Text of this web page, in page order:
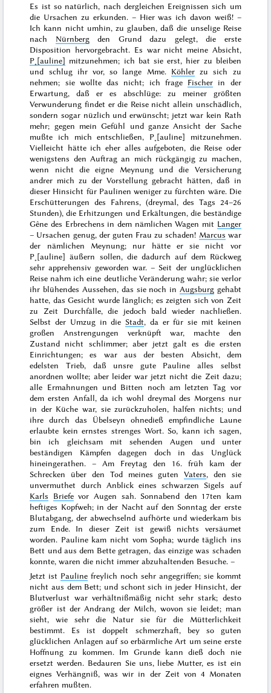
Es ist so natürlich, nach dergleichen Ereignissen sich um
die Ursachen zu erkunden. – Hier was ich davon weiß! –
Ich kann nicht umhin, zu glauben, daß die unselige Reise
nach Nürnbergden Grund dazu gelegt, die erste
Disposition hervorgebracht. Es war nicht meine Absicht,
P˖[auline] mitzunehmen; ich bat sie erst, hier zu bleiben
und schlug ihr vor, so lange Mme. Köhler zu sich zu
nehmen; sie wollte das nicht; ich frage Fischer in der
Erwartung, daß er es abschlüge: zu meiner größten
Verwunderung findet er die Reise nicht allein unschädlich,
sondern sogar nüzlich und erwünscht; jetzt war kein Rath
mehr; gegen mein Gefühl und ganze Ansicht der Sache
mußte ich mich entschließen, P˖[auline] mitzunehmen.
Vielleicht hätte ich eher alles aufgeboten, die Reise oder
wenigstens den Auftrag an mich rückgängig zu machen,
wenn nicht die eigne Meynung und die Versicherung
andrer mich zu der Vorstellung gebracht hätten, daß in
dieser Hinsicht für Paulinen weniger zu fürchten wäre. Die
Erschütterungen des Fahrens, (dreymal, des Tags 24–26
Stunden), die Erhitzungen und Erkältungen, die beständige
Gêne des Erbrechens in dem nämlichen Wagen mit Langer
– Ursachen genug, der guten Frau zu schaden! Marcus war
der nämlichen Meynung; nur hätte er sie nicht vor
P˖[auline] äußern sollen, die dadurch auf dem Rückweg
sehr apprehensiv geworden war. – Seit der unglücklichen
Reise nahm ich eine deutliche Veränderung wahr; sie verlor
ihr blühendes Aussehen, das sie noch in Augsburggehabt
hatte, das Gesicht wurde länglich; es zeigten sich von Zeit
zu Zeit Durchfälle, die jedoch bald wieder nachließen.
Selbst der Umzug in die Stadt, da er für sie mit keinen
großen Anstrengungen verknüpft war, machte den
Zustand nicht schlimmer; aber jetzt galt es die ersten
Einrichtungen; es war aus der besten Absicht, dem
edelsten Trieb, daß unsre gute Pauline alles selbst
anordnen wollte; aber leider war jetzt nicht die Zeit dazu;
alle Ermahnungen und Bitten noch am letzten Tag vor
dem ersten Anfall, da ich wohl dreymal des Morgens nur
in der Küche war, sie zurückzuholen, halfen nichts; und
ihre durch das Übelseyn ohnedieß empfindliche Laune
erlaubte kein ernstes strenges Wort. So, kann ich sagen,
bin ich gleichsam mit sehenden Augen und unter
beständigen Kämpfen dagegen doch in das Unglück
hineingerathen. – Am Freytag den 16. früh kam der
Schrecken über den Tod meines gutenVaters, den sie
unvermuthet durch Anblick eines schwarzen Sigels auf
Karls
Briefevor Augen sah. Sonnabend den 17ten kam
heftiges Kopfweh; in der Nacht auf den Sonntagder erste
Blutabgang, der abwechselnd aufhörte und wiederkam bis
zum Ende. In dieser Zeit ist gewiß nichts versäumet
worden. Pauline kam nicht vom Sopha; wurde täglich ins
Bett und aus dem Bette getragen, das einzige was schaden
konnte, waren die nicht immer abzuhaltenden Besuche. –
Jetzt ist Pauline freylich noch sehr angegriffen; sie kommt
nicht aus dem Bett; und schont sich in jeder Hinsicht, der
Blutverlust war verhältnißmäßig nicht sehr stark; desto
größer ist der Andrang der Milch, wovon sie leidet; man
sieht, wie sehr die Natur sie für die Mütterlichkeit
bestimmt. Es ist doppelt schmerzhaft, bey so guten
glücklichen Anlagen auf so erbärmliche Art um seine erste
Hoffnung zu kommen. Im Grunde kann dieß doch nie
ersetzt werden. Bedauren Sie uns, liebe Mutter, es ist ein
eignes Verhängniß, was wir in der Zeit von 4 Monaten
erfahren mußten.